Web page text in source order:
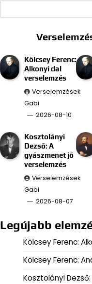
Kölcsey Ferenc:
Alkonyi dal
verselemzés
Verselemzések
Gabi
2026-08-10
Kosztolányi
Dezső: A
gyászmenet jő
verselemzés
Verselemzések
Gabi
2026-08-07
Legújabb
Kölcsey Ferenc:
Kölcsey Ferenc:
Kosztolányi